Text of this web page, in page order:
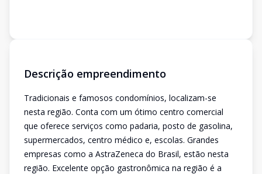
Descrição empreendimento
Tradicionais e famosos condomínios, localizam-se
nesta região. Conta com um ótimo centro comercial
que oferece serviços como padaria, posto de gasolina,
supermercados, centro médico e, escolas. Grandes
empresas como a AstraZeneca do Brasil, estão nesta
região. Excelente opção gastronômica na região é a